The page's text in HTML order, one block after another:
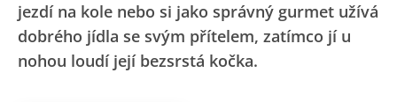
jezdí na kole nebo si jako správný gurmet užívá
dobrého jídla se svým přítelem, zatímco jí u
nohou loudí její bezsrstá kočka.